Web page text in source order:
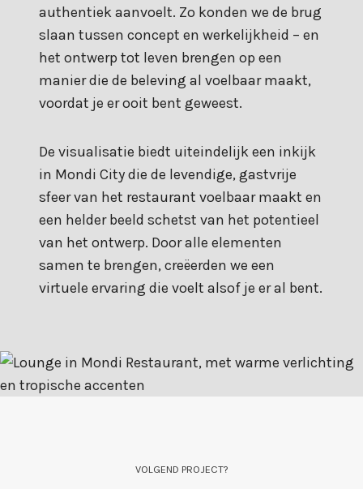
authentiek aanvoelt. Zo konden we de brug
slaan tussen concept en werkelijkheid – en
het ontwerp tot leven brengen op een
manier die de beleving al voelbaar maakt,
voordat je er ooit bent geweest.
De visualisatie biedt uiteindelijk een inkijk
in Mondi City die de levendige, gastvrije
sfeer van het restaurant voelbaar maakt en
een helder beeld schetst van het potentieel
van het ontwerp. Door alle elementen
samen te brengen, creëerden we een
virtuele ervaring die voelt alsof je er al bent.
VOLGEND PROJECT?